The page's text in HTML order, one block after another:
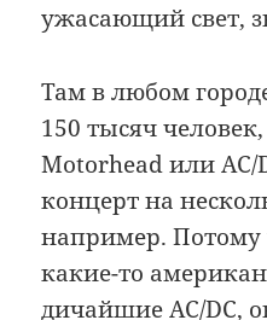
ужасающий свет,
Там в любом
150 тысяч
Motorhead или AC/
концерт на
например.
какие-то
дичайшие AC/DC,